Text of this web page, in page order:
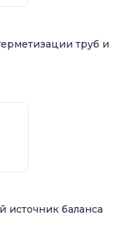
труб и
баланса